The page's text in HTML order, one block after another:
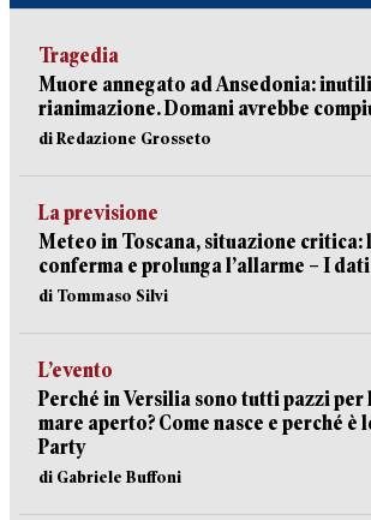
Tragedia
Muore annegato ad Ansedonia:
rianimazione. Domani avrebbe
di Redazione Grosseto
La previsione
Meteo in Toscana, situazione critica:
conferma e prolunga l’allarme – I
di Tommaso Silvi
L’evento
Perché in Versilia sono tutti pazzi per
mare aperto? Come nasce e perché è
Party
di Gabriele Buffoni